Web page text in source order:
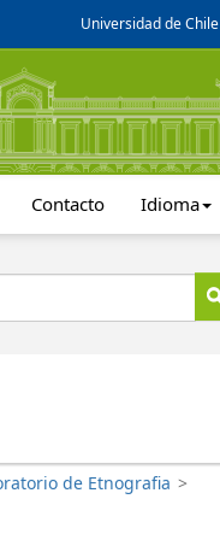
Universidad de Chile
Contacto Idioma
de Etnografia >